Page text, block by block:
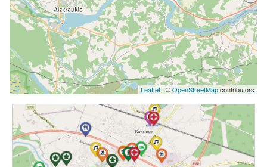
Leaflet | ©OpenStreetMapcontributors